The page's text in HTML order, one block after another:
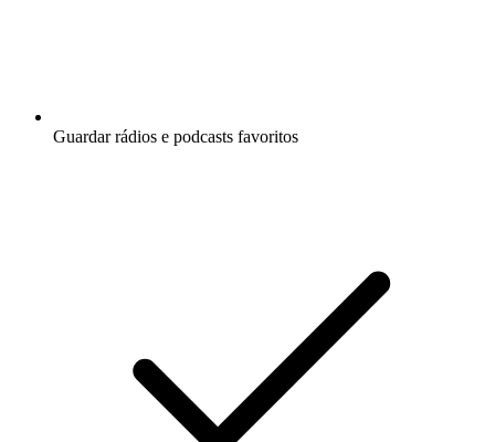
Guardar rádios e podcasts favoritos